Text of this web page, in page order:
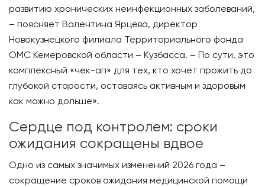
развитию хронических неинфекционных заболеваний,
– поясняет Валентина Ярцева, директор
Новокузнецкого филиала Территориального фонда
ОМС Кемеровской области – Кузбасса. – По сути, это
комплексный «чек-ап» для тех, кто хочет прожить до
глубокой старости, оставаясь активным и здоровым
как можно дольше».
Сердце под контролем: сроки
ожидания сокращены вдвое
Одно из самых значимых изменений 2026 года –
сокращение сроков ожидания медицинской помощи